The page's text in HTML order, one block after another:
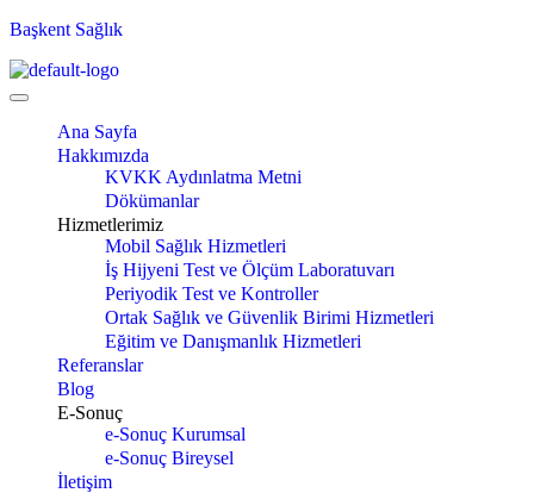
Başkent Sağlık
Ana Sayfa
Hakkımızda
KVKK Aydınlatma Metni
Dökümanlar
Hizmetlerimiz
Mobil Sağlık Hizmetleri
İş Hijyeni Test ve Ölçüm Laboratuvarı
Periyodik Test ve Kontroller
Ortak Sağlık ve Güvenlik Birimi Hizmetleri
Eğitim ve Danışmanlık Hizmetleri
Referanslar
Blog
E-Sonuç
e-Sonuç Kurumsal
e-Sonuç Bireysel
İletişim